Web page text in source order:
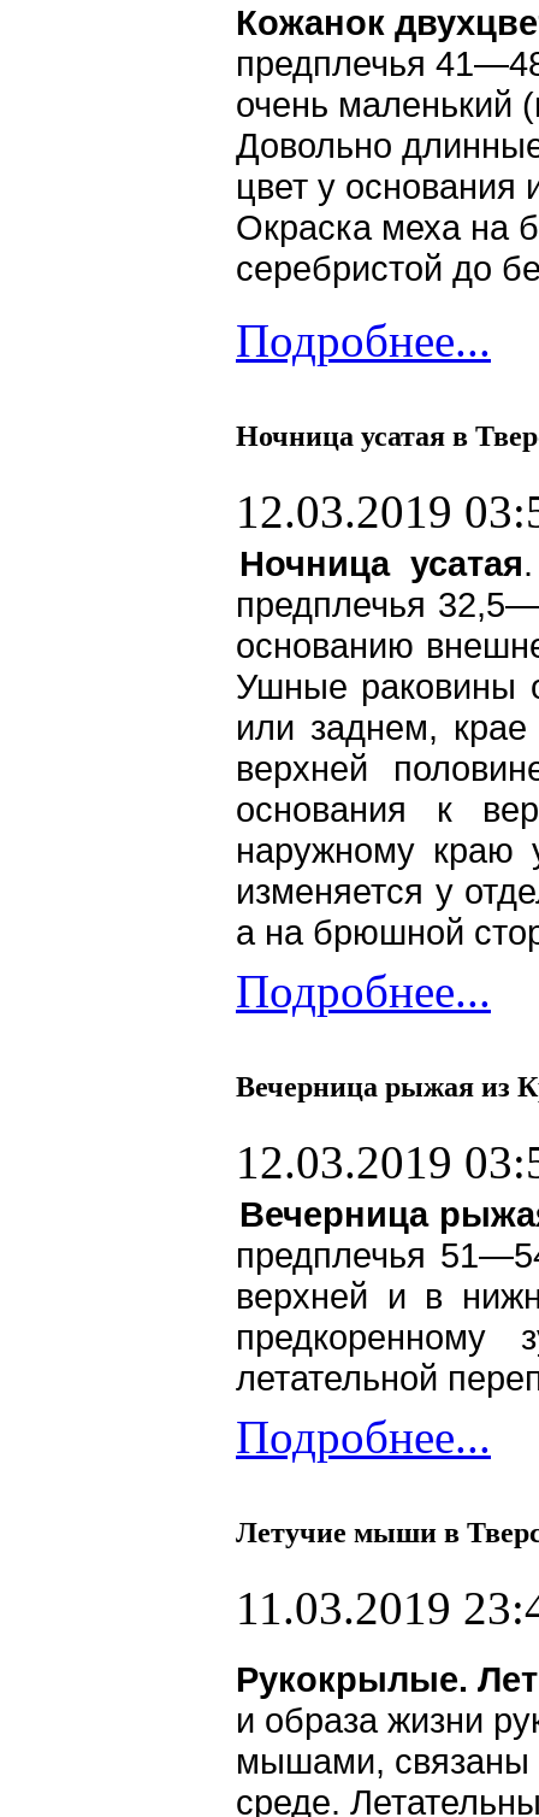
Кожанок
предплечья
очень маленький
Довольно
цвет у основания
Окраска меха на
серебристой до
Подробнее...
Ночница усатая в
12.03.2019
Ночница усатая
предплечья
основанию
Ушные раковины
или заднем,
верхней
основания к
наружному краю
изменяется у
а на брюшной
Подробнее...
Вечерница рыжая из
12.03.2019
Вечерница
предплечья
верхней и в
летательной
Подробнее...
Летучие мыши в
11.03.2019
Рукокрылые.
и образа жизни
мышами, связаны
среде.